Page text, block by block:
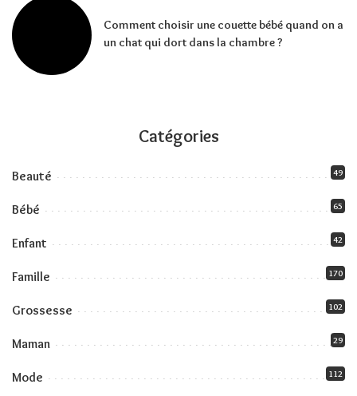
Comment choisir une couette bébé quand on a
un chat qui dort dans la chambre ?
Catégories
Beauté 49
Bébé 65
Enfant 42
Famille 170
Grossesse 102
Maman 29
Mode 112